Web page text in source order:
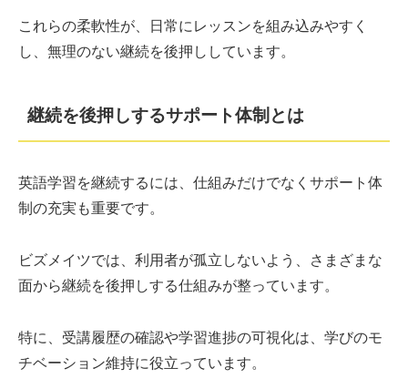
これらの柔軟性が、日常にレッスンを組み込みやすく
し、無理のない継続を後押ししています。
継続を後押しするサポート体制とは
英語学習を継続するには、仕組みだけでなくサポート体
制の充実も重要です。
ビズメイツでは、利用者が孤立しないよう、さまざまな
面から継続を後押しする仕組みが整っています。
特に、受講履歴の確認や学習進捗の可視化は、学びのモ
チベーション維持に役立っています。